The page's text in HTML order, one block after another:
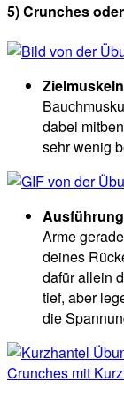
5) Crunches
dabei
sehr wenig
Arme
deines
dafür allein
tief, aber
die